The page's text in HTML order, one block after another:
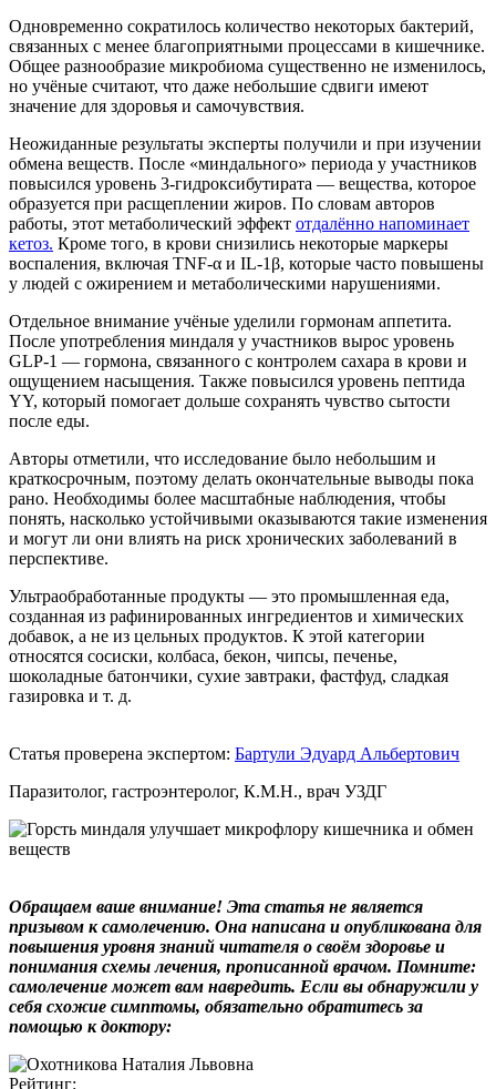
Одновременно сократилось количество некоторых бактерий,
связанных с менее благоприятными процессами в кишечнике.
Общее разнообразие микробиома существенно не изменилось,
но учёные считают, что даже небольшие сдвиги имеют
значение для здоровья и самочувствия.
Неожиданные результаты эксперты получили и при изучении
обмена веществ. После «миндального» периода у участников
повысился уровень 3-гидроксибутирата — вещества, которое
образуется при расщеплении жиров. По словам авторов
работы, этот метаболический эффект отдалённо напоминает
кетоз. Кроме того, в крови снизились некоторые маркеры
воспаления, включая TNF-α и IL-1β, которые часто повышены
у людей с ожирением и метаболическими нарушениями.
Отдельное внимание учёные уделили гормонам аппетита.
После употребления миндаля у участников вырос уровень
GLP-1 — гормона, связанного с контролем сахара в крови и
ощущением насыщения. Также повысился уровень пептида
YY, который помогает дольше сохранять чувство сытости
после еды.
Авторы отметили, что исследование было небольшим и
краткосрочным, поэтому делать окончательные выводы пока
рано. Необходимы более масштабные наблюдения, чтобы
понять, насколько устойчивыми оказываются такие изменения
и могут ли они влиять на риск хронических заболеваний в
перспективе.
Ультраобработанные продукты — это промышленная еда,
созданная из рафинированных ингредиентов и химических
добавок, а не из цельных продуктов. К этой категории
относятся сосиски, колбаса, бекон, чипсы, печенье,
шоколадные батончики, сухие завтраки, фастфуд, сладкая
газировка и т. д.
Статья проверена экспертом: Бартули Эдуард Альбертович
Паразитолог, гастроэнтеролог, К.М.Н., врач УЗДГ
Обращаем ваше внимание! Эта статья не является
призывом к самолечению. Она написана и опубликована для
повышения уровня знаний читателя о своём здоровье и
понимания схемы лечения, прописанной врачом. Помните:
самолечение может вам навредить. Если вы обнаружили у
себя схожие симптомы, обязательно обратитесь за
помощью к доктору:
Рейтинг: